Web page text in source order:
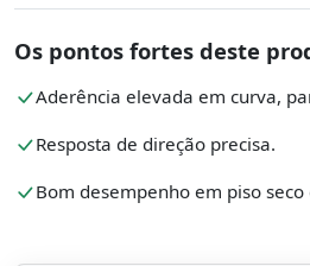
Os pontos fortes deste
Aderência elevada em curva,
Resposta de direção precisa.
Bom desempenho em piso